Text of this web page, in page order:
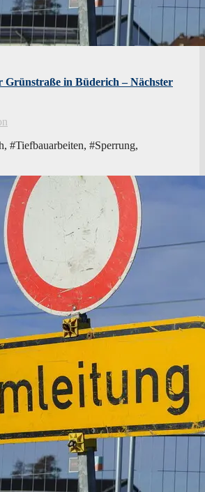
Grünstraße in Büderich – Nächster
#Tiefbauarbeiten, #Sperrung,